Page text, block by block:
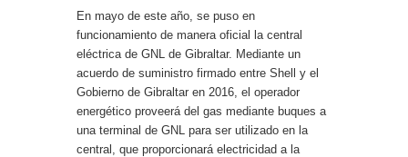
En mayo de este año, se puso en
funcionamiento de manera oficial la central
eléctrica de GNL de Gibraltar. Mediante un
acuerdo de suministro firmado entre Shell y el
Gobierno de Gibraltar en 2016, el operador
energético proveerá del gas mediante buques a
una terminal de GNL para ser utilizado en la
central, que proporcionará electricidad a la